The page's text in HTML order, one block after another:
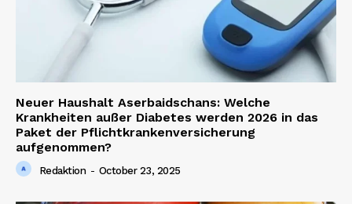
SUBSCRIBE NOW
Company
Neuer Haushalt Aserbaidschans: Welche
Krankheiten außer Diabetes werden 2026 in das
Paket der Pflichtkrankenversicherung
aufgenommen?
Redaktion - October 23, 2025